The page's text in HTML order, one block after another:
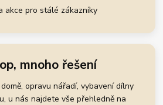
akce pro stálé zákazníky
mnoho řešení
opravu nářadí, vybavení dílny
u nás najdete vše přehledně na